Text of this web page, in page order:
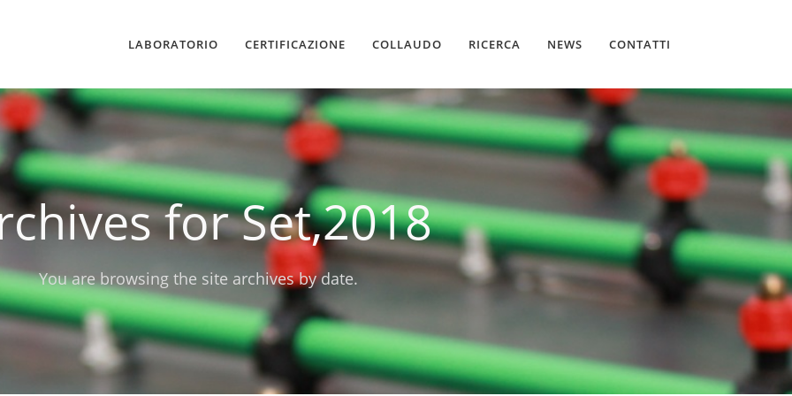
LABORATORIO CERTIFICAZIONE COLLAUDO RICERCA NEWS CONTATTI
for Set,2018
You are browsing the site archives by date.